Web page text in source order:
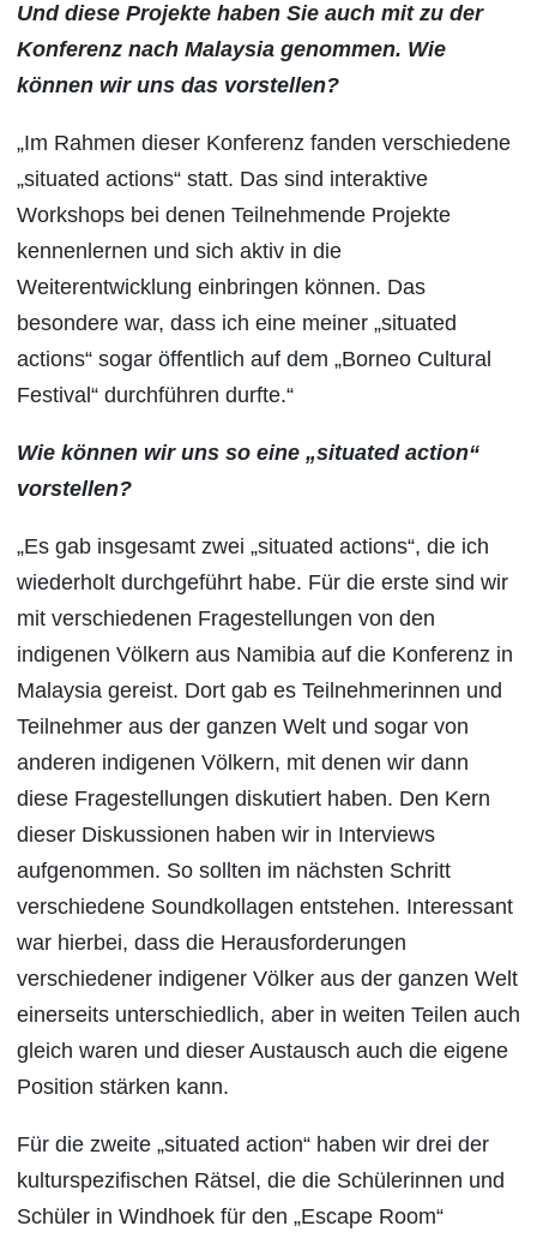
Und diese Projekte haben Sie auch mit zu der
Konferenz nach Malaysia genommen. Wie
können wir uns das vorstellen?
„Im Rahmen dieser Konferenz fanden verschiedene
„situated actions“ statt. Das sind interaktive
Workshops bei denen Teilnehmende Projekte
kennenlernen und sich aktiv in die
Weiterentwicklung einbringen können. Das
besondere war, dass ich eine meiner „situated
actions“ sogar öffentlich auf dem „Borneo Cultural
Festival“ durchführen durfte.“
Wie können wir uns so eine „situated action“
vorstellen?
„Es gab insgesamt zwei „situated actions“, die ich
wiederholt durchgeführt habe. Für die erste sind wir
mit verschiedenen Fragestellungen von den
indigenen Völkern aus Namibia auf die Konferenz in
Malaysia gereist. Dort gab es Teilnehmerinnen und
Teilnehmer aus der ganzen Welt und sogar von
anderen indigenen Völkern, mit denen wir dann
diese Fragestellungen diskutiert haben. Den Kern
dieser Diskussionen haben wir in Interviews
aufgenommen. So sollten im nächsten Schritt
verschiedene Soundkollagen entstehen. Interessant
war hierbei, dass die Herausforderungen
verschiedener indigener Völker aus der ganzen Welt
einerseits unterschiedlich, aber in weiten Teilen auch
gleich waren und dieser Austausch auch die eigene
Position stärken kann.
Für die zweite „situated action“ haben wir drei der
kulturspezifischen Rätsel, die die Schülerinnen und
Schüler in Windhoek für den „Escape Room“